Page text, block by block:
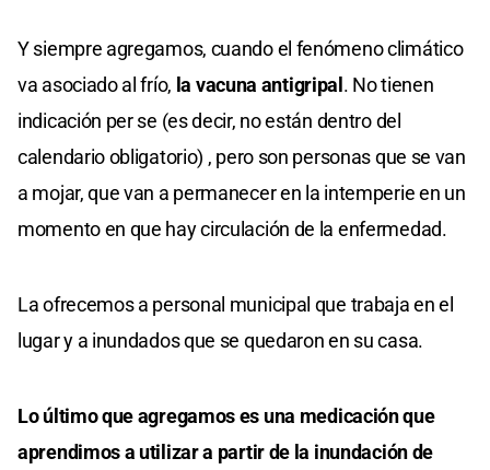
Y siempre agregamos, cuando el fenómeno climático
va asociado al frío, la vacuna antigripal . No tienen
indicación per se (es decir, no están dentro del
calendario obligatorio) , pero son personas que se van
a mojar, que van a permanecer en la intemperie en un
momento en que hay circulación de la enfermedad.
La ofrecemos a personal municipal que trabaja en el
lugar y a inundados que se quedaron en su casa.
Lo último que agregamos es una medicación que
aprendimos a utilizar a partir de la inundación de